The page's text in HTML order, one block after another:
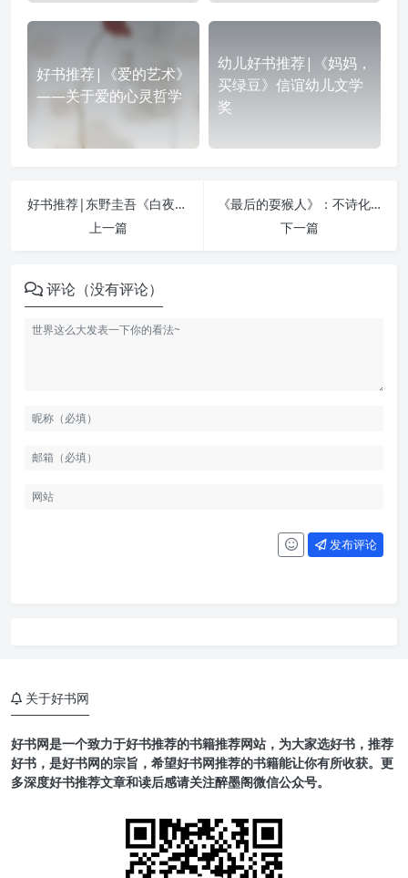
好书推荐|《爱的艺术》
——关于爱的心灵哲学
幼儿好书推荐|《妈妈，
买绿豆》信谊幼儿文学
奖
好书推荐|东野圭吾《白夜行》（2017版）推荐理由及文摘
上一篇
《最后的耍猴人》：不诗化普通的真实人
下一篇
评论（没有评论）
发布评论
关于好书网
好书网是一个致力于好书推荐的书籍推荐网站，为大家选好书，推荐
好书，是好书网的宗旨，希望好书网推荐的书籍能让你有所收获。更
多深度好书推荐文章和读后感请关注醉墨阁微信公众号。